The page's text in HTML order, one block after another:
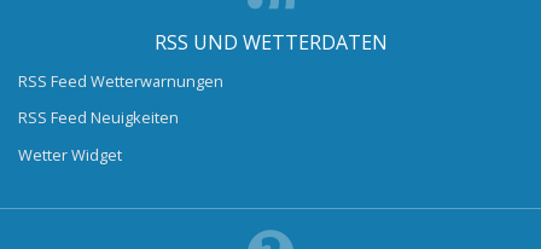
RSS UND WETTERDATEN
RSS Feed Wetterwarnungen
RSS Feed Neuigkeiten
Wetter Widget